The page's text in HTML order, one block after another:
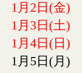
1月2日(
1月3日(
1月4日(
1月5日(月